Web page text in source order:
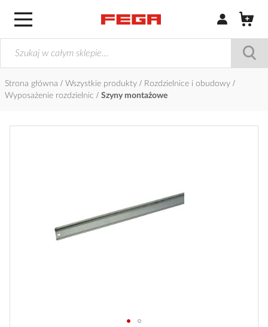
Zaloguj się /
Strona główna Wszystkie produkty
Rozdzielnice i obudowy
Wyposażenie rozdzielnic
Szyny montażowe